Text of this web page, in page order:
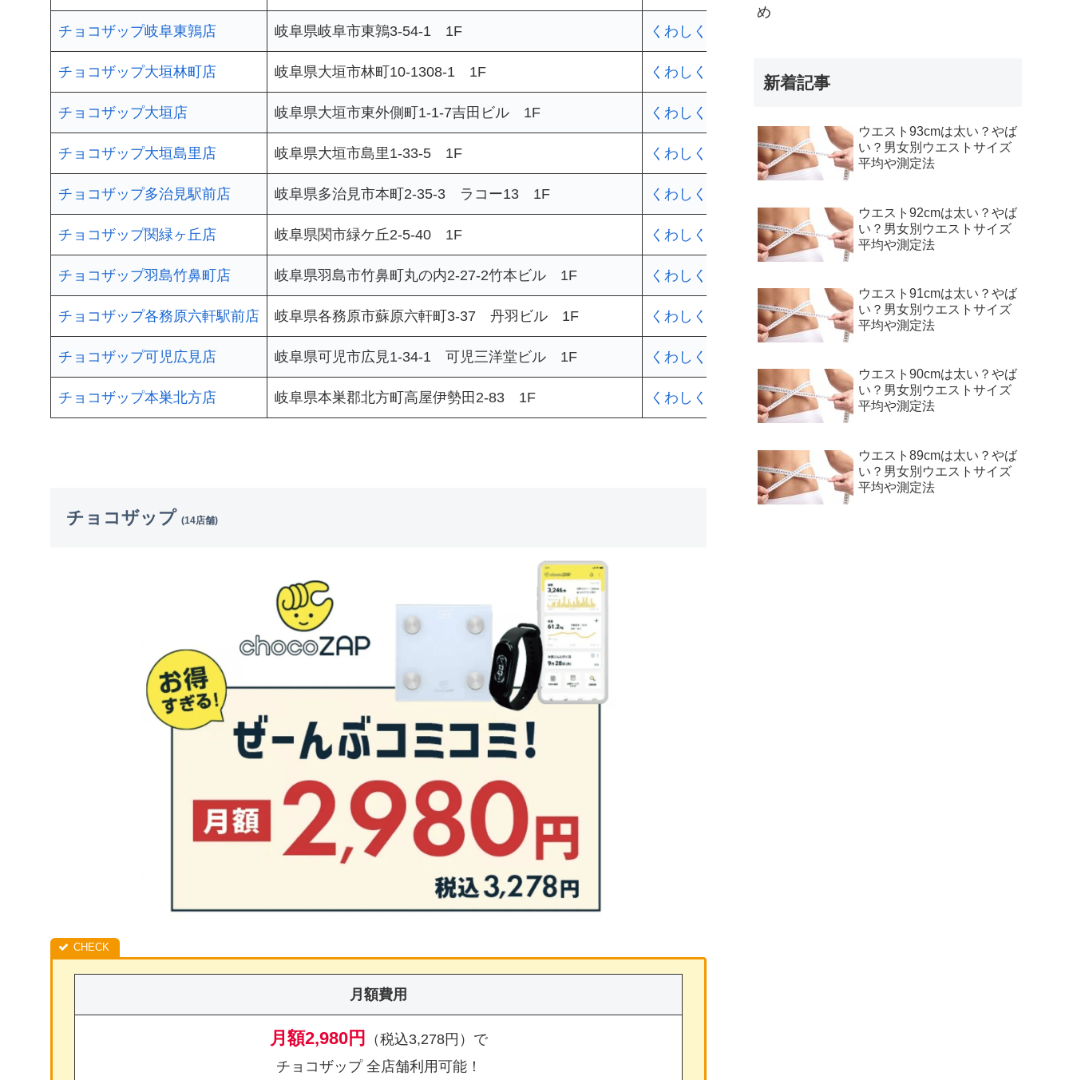
チョコザップ岐阜東鶉店 岐阜県岐阜市東鶉3-54-1 1F くわしく見る
チョコザップ大垣林町店 岐阜県大垣市林町10-1308-1 1F くわしく見る
チョコザップ大垣店 岐阜県大垣市東外側町1-1-7吉田ビル 1F くわしく見る
チョコザップ大垣島里店 岐阜県大垣市島里1-33-5 1F くわしく見る
チョコザップ多治見駅前店 岐阜県多治見市本町2-35-3 ラコー13 1F くわしく見る
チョコザップ関緑ヶ丘店 岐阜県関市緑ケ丘2-5-40 1F くわしく見る
チョコザップ羽島竹鼻町店 岐阜県羽島市竹鼻町丸の内2-27-2竹本ビル 1F くわしく見る
チョコザップ各務原六軒駅前店 岐阜県各務原市蘇原六軒町3-37 丹羽ビル 1F くわしく見る
チョコザップ可児広見店 岐阜県可児市広見1-34-1 可児三洋堂ビル 1F くわしく見る
チョコザップ本巣北方店 岐阜県本巣郡北方町高屋伊勢田2-83 1F くわしく見る
チョコザップ (14店舗)
月額費用
月額2,980円
（税込3,278円）で
チョコザップ 全店舗利用可能！
め
新着記事
ウエスト93cmは太い？やば
い？男女別ウエストサイズ
平均や測定法
ウエスト92cmは太い？やば
い？男女別ウエストサイズ
平均や測定法
ウエスト91cmは太い？やば
い？男女別ウエストサイズ
平均や測定法
ウエスト90cmは太い？やば
い？男女別ウエストサイズ
平均や測定法
ウエスト89cmは太い？やば
い？男女別ウエストサイズ
平均や測定法